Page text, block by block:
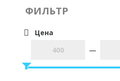
ФИЛЬТР
Цена
—